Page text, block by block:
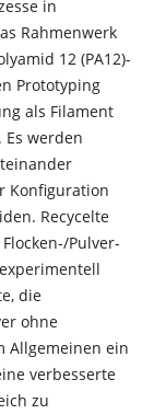
in
Rahmenwerk
12 (PA12)-
Prototyping
als Filament
werden
Konfiguration
Recycelte
Pulver-
die
ohne
Allgemeinen ein
verbesserte
zu